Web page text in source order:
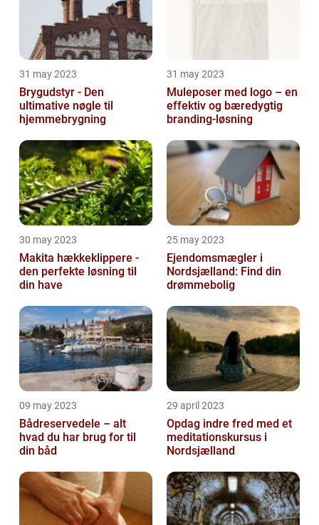
31 may 2023
Brygudstyr - Den
ultimative nøgle til
hjemmebrygning
31 may 2023
Muleposer med logo – en
effektiv og bæredygtig
branding-løsning
30 may 2023
Makita hækkeklippere -
den perfekte løsning til
din have
25 may 2023
Ejendomsmægler i
Nordsjælland: Find din
drømmebolig
09 may 2023
Bådreservedele – alt
hvad du har brug for til
din båd
29 april 2023
Opdag indre fred med et
meditationskursus i
Nordsjælland